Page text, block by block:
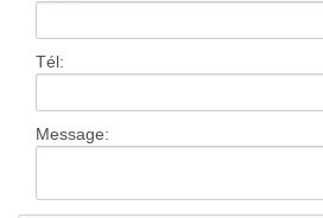
Tél:
Message: